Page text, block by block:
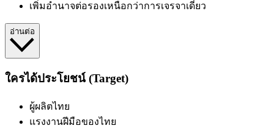
เพิ่มอำนาจต่อรองเหนือกว่าการเจรจาเดี่ยว
อ่านต่อ
ใครได้ประโยชน์ (Target)
ผู้ผลิตไทย
แรงงานฝีมือของไทย